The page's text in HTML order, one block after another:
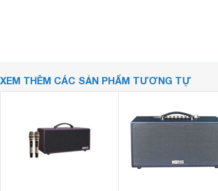
XEM THÊM CÁC SẢN PHẨM TƯƠNG TỰ